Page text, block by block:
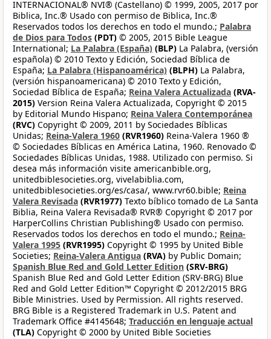
INTERNACIONAL® NVI® (Castellano) © 1999, 2005, 2017 por
Biblica, Inc.® Usado con permiso de Biblica, Inc.®
Reservados todos los derechos en todo el mundo.; Palabra
de Dios para Todos (PDT) © 2005, 2015 Bible League
International; La Palabra (España) (BLP) La Palabra, (versión
española) © 2010 Texto y Edición, Sociedad Bíblica de
España; La Palabra (Hispanoamérica) (BLPH) La Palabra,
(versión hispanoamericana) © 2010 Texto y Edición,
Sociedad Bíblica de España; Reina Valera Actualizada (RVA-
2015) Version Reina Valera Actualizada, Copyright © 2015
by Editorial Mundo Hispano; Reina Valera Contemporánea
(RVC) Copyright © 2009, 2011 by Sociedades Bíblicas
Unidas; Reina-Valera 1960 (RVR1960) Reina-Valera 1960 ®
© Sociedades Bíblicas en América Latina, 1960. Renovado ©
Sociedades Bíblicas Unidas, 1988. Utilizado con permiso. Si
desea más información visite americanbible.org,
unitedbiblesocieties.org, vivelabiblia.com,
unitedbiblesocieties.org/es/casa/, www.rvr60.bible; Reina
Valera Revisada (RVR1977) Texto bíblico tomado de La Santa
Biblia, Reina Valera Revisada® RVR® Copyright © 2017 por
HarperCollins Christian Publishing® Usado con permiso.
Reservados todos los derechos en todo el mundo.; Reina-
Valera 1995 (RVR1995) Copyright © 1995 by United Bible
Societies; Reina-Valera Antigua (RVA) by Public Domain;
Spanish Blue Red and Gold Letter Edition (SRV-BRG)
Spanish Blue Red and Gold Letter Edition (SRV-BRG) Blue
Red and Gold Letter Edition™ Copyright © 2012/2015 BRG
Bible Ministries. Used by Permission. All rights reserved.
BRG Bible is a Registered Trademark in U.S. Patent and
Trademark Office #4145648; Traducción en lenguaje actual
(TLA) Copyright © 2000 by United Bible Societies